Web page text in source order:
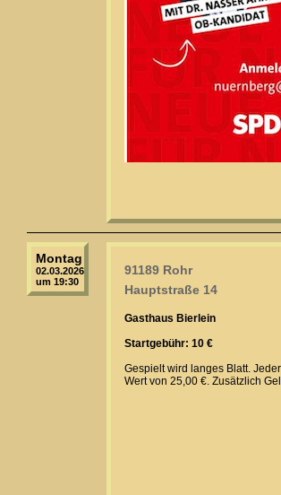
Montag
02.03.2026
um 19:30
91189 Rohr
Hauptstraße 14
Gasthaus Bierlein
Startgebühr: 10 €
Gespielt wird langes Blatt.
Wert von 25,00 €. Zusätzlich